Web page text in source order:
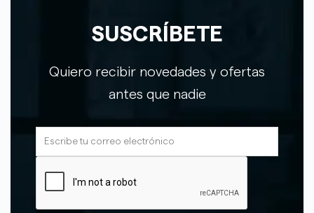
SUSCRÍBETE
Quiero recibir novedades y ofertas
antes que nadie